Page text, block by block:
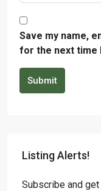
Save my name,
for the next time
Submit
Listing Alerts!
Subscribe and